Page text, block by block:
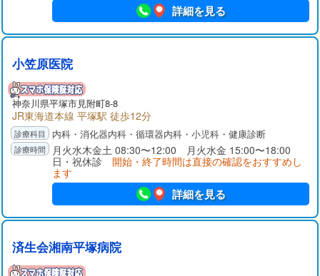
詳細を見る
小笠原医院
神奈川県平塚市見附町8-8
JR東海道本線 平塚駅 徒歩12分
内科・消化器内科・循環器内科・小児科・健康診断
月火水木金土 08:30〜12:00 月火水金 15:00〜18:00
日・祝休診 開始・終了時間は直接の確認をおすすめし
ます
詳細を見る
済生会湘南平塚病院